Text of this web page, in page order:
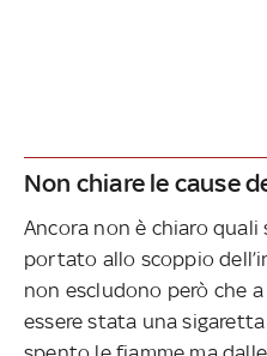
Non chiare le cause
Ancora non è chiaro quali
portato allo scoppio
non escludono però che
essere stata una